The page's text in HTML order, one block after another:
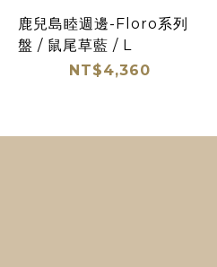
鹿兒島睦週邊-Floro系列
盤 / 鼠尾草藍 / L
NT$4,360